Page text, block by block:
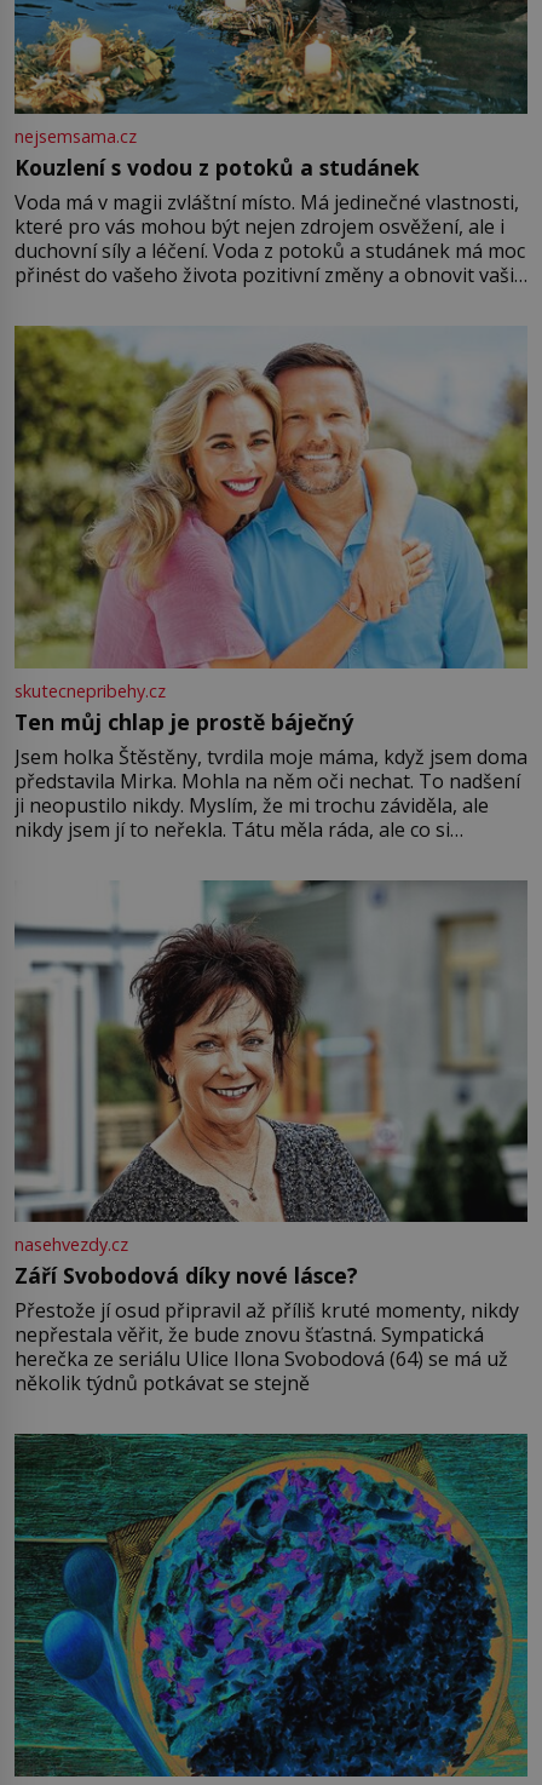
nejsemsama.cz
Kouzlení s vodou z potoků a studánek
Voda má v magii zvláštní místo. Má jedinečné vlastnosti,
které pro vás mohou být nejen zdrojem osvěžení, ale i
duchovní síly a léčení. Voda z potoků a studánek má moc
přinést do vašeho života pozitivní změny a obnovit vaši
můžete obohatit své rituály a přinést do svého života
větší harmonii a klid. Je důležité
skutecnepribehy.cz
Ten můj chlap je prostě báječný
Jsem holka Štěstěny, tvrdila moje máma, když jsem doma
představila Mirka. Mohla na něm oči nechat. To nadšení
ji neopustilo nikdy. Myslím, že mi trochu záviděla, ale
nikdy jsem jí to neřekla. Tátu měla ráda, ale co si
Jsme spolu moc rádi Tehdy byla jiná doba, když
nasehvezdy.cz
Září Svobodová díky nové lásce?
Přestože jí osud připravil až příliš kruté momenty, nikdy
nepřestala věřit, že bude znovu šťastná. Sympatická
herečka ze seriálu Ulice Ilona Svobodová (64) se má už
několik týdnů potkávat se stejně